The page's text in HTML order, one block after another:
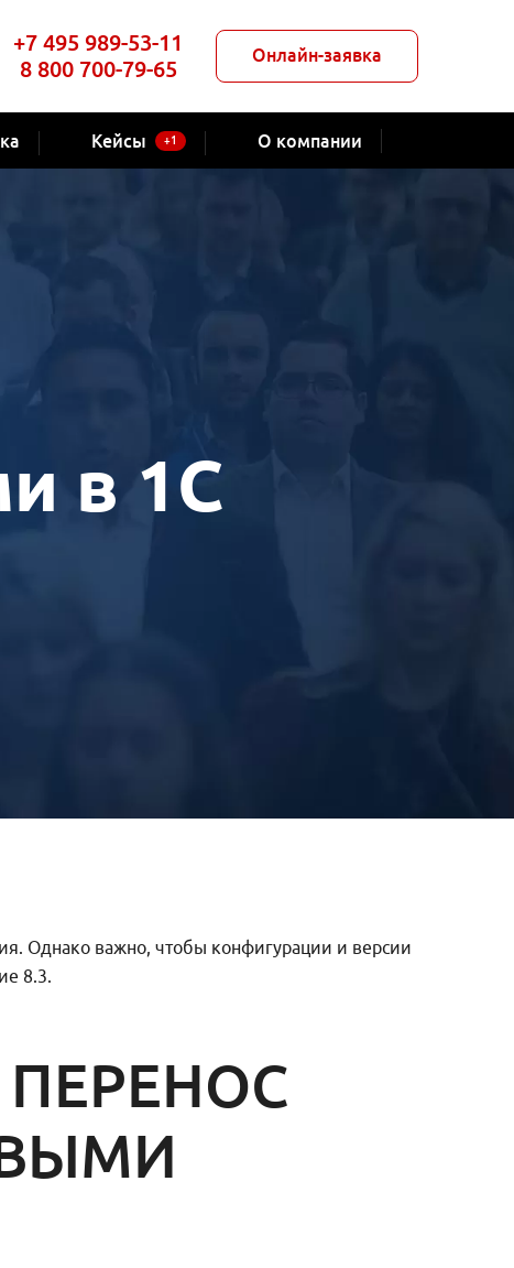
+7 495 989-53-11
8 800 700-79-65
Онлайн-заявка
Кейсы +1 О компании
в 1С
Однако важно, чтобы конфигурации и версии
8.3.